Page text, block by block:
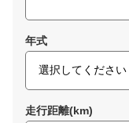
年式
走行距離(km)